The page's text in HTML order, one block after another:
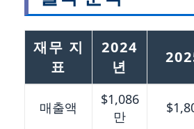
재무 지
표
2024
년
매출액
$1,086
만